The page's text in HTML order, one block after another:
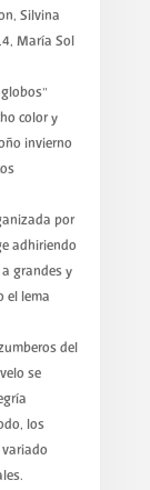
Silvina
María Sol
color y
invierno
por
adhiriendo
grandes y
el lema
del
se
los
variado